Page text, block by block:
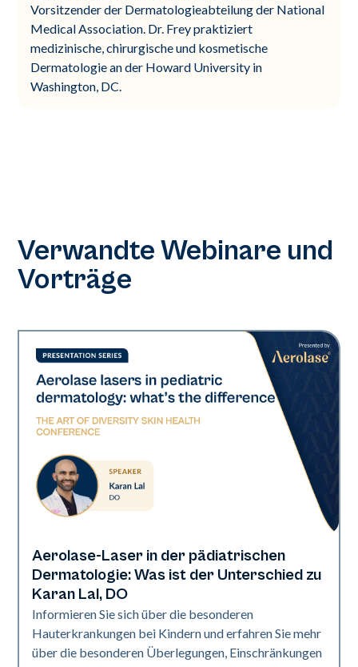
Vorsitzender der Dermatologieabteilung der National
Medical Association. Dr. Frey praktiziert
medizinische, chirurgische und kosmetische
Dermatologie an der Howard University in
Washington, DC.
Verwandte Webinare und
Vorträge
Art of Diversity
Aerolase-Laser in der pädiatrischen
Dermatologie: Was ist der Unterschied zu
Karan Lal, DO
Informieren Sie sich über die besonderen
Hauterkrankungen bei Kindern und erfahren Sie mehr
über die besonderen Überlegungen, Einschränkungen